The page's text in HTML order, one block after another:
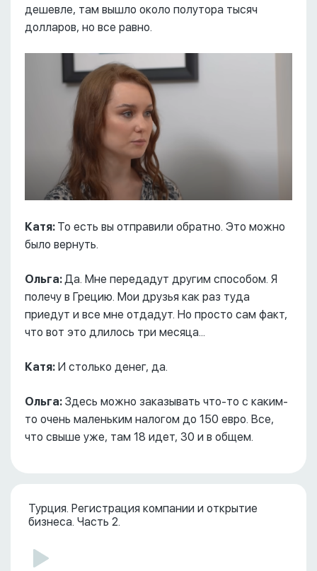
дешевле, там вышло около полутора тысяч
долларов, но все равно.
Катя: То есть вы отправили обратно. Это можно
было вернуть.
Ольга: Да. Мне передадут другим способом. Я
полечу в Грецию. Мои друзья как раз туда
приедут и все мне отдадут. Но просто сам факт,
что вот это длилось три месяца...
Катя: И столько денег, да.
Ольга: Здесь можно заказывать что-то с каким-
то очень маленьким налогом до 150 евро. Все,
что свыше уже, там 18 идет, 30 и в общем.
Турция. Регистрация компании и открытие
бизнеса. Часть 2.